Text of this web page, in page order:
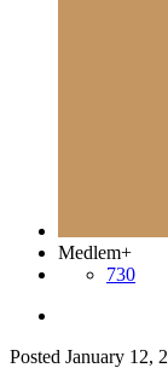
Medlem+
730
Posted January 12,